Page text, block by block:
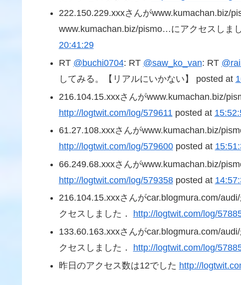
222.150.229.xxxさんがwww.kumachan.biz/
www.kumachan.biz/pismo…にアクセスしま
20:41:29
RT @buchi0704: RT @saw_ko_van: RT
してみる。【リアルにいかない】 posted at
216.104.15.xxxさんがwww.kumachan.biz/
http://logtwit.com/log/579611 posted at
61.27.108.xxxさんがwww.kumachan.biz/
http://logtwit.com/log/579600posted at
66.249.68.xxxさんがwww.kumachan.biz/
http://logtwit.com/log/579358posted at
216.104.15.xxxさんがcar.blogmura.com/
クセスしました．
http://logtwit.com/log/
133.60.163.xxxさんがcar.blogmura.com/
クセスしました．
http://logtwit.com/log/
昨日のアクセス数は12でした http://